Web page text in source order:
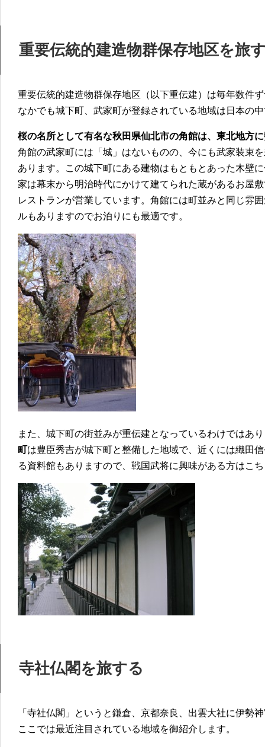
重要伝統的建造物群保存地区を旅
重要伝統的建造物群保存地区（以下重伝建）は毎年数件
なかでも城下町、武家町が登録されている地域は日本の
桜の名所として有名な秋田県仙北市の角館は、東北地方
角館の武家町には「城」はないものの、今にも武家装束
あります。この城下町にある建物はもともとあった木壁
家は幕末から明治時代にかけて建てられた蔵があるお屋
レストランが営業しています。角館には町並みと同じ雰
ルもありますのでお泊りにも最適です。
また、城下町の街並みが重伝建となっているわけではあ
町は豊臣秀吉が城下町と整備した地域で、近くには織田
る資料館もありますので、戦国武将に興味がある方はこ
寺社仏閣を旅する
「寺社仏閣」というと鎌倉、京都奈良、出雲大社に伊勢
ここでは最近注目されている地域を御紹介します。